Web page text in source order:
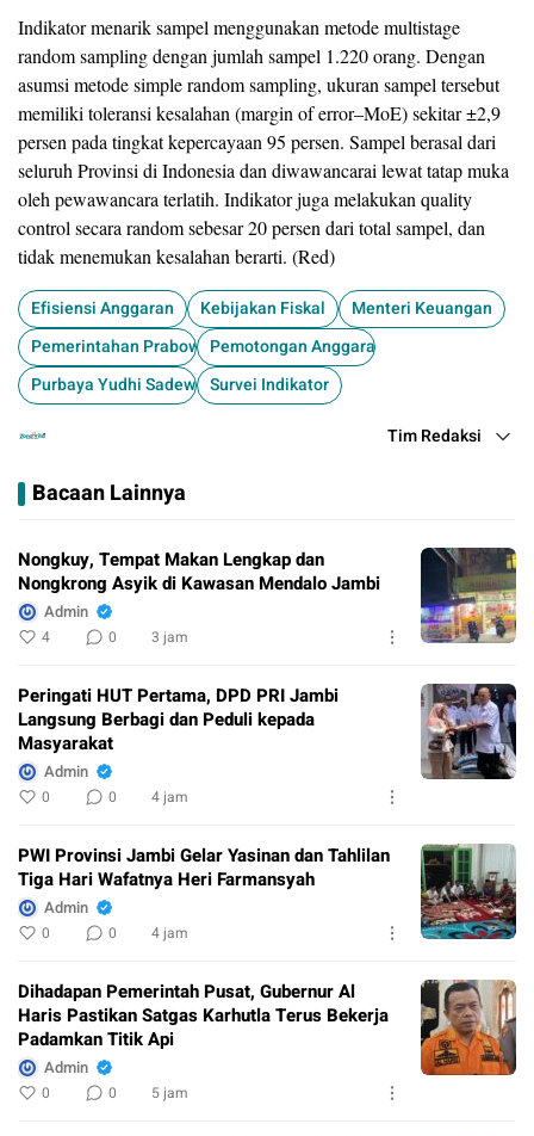
Indikator menarik sampel menggunakan metode multistage
random sampling dengan jumlah sampel 1.220 orang. Dengan
asumsi metode simple random sampling, ukuran sampel tersebut
memiliki toleransi kesalahan (margin of error–MoE) sekitar ±2,9
persen pada tingkat kepercayaan 95 persen. Sampel berasal dari
seluruh Provinsi di Indonesia dan diwawancarai lewat tatap muka
oleh pewawancara terlatih. Indikator juga melakukan quality
control secara random sebesar 20 persen dari total sampel, dan
tidak menemukan kesalahan berarti. (Red)
Efisiensi Anggaran ​Kebijakan Fiskal
​Menteri Keuangan
Pemerintahan Prabowo-Gibran​Pemotongan Anggaran
Purbaya Yudhi Sadewa ​Survei Indikator
Tim Redaksi
Bacaan Lainnya
Nongkuy, Tempat Makan Lengkap dan
Nongkrong Asyik di Kawasan Mendalo Jambi
Admin
4 0 3 jam
Peringati HUT Pertama, DPD PRI Jambi
Langsung Berbagi dan Peduli kepada
Masyarakat
Admin
0 0 4 jam
PWI Provinsi Jambi Gelar Yasinan dan Tahlilan
Tiga Hari Wafatnya Heri Farmansyah
Admin
0 0 4 jam
Dihadapan Pemerintah Pusat, Gubernur Al
Haris Pastikan Satgas Karhutla Terus Bekerja
Padamkan Titik Api
Admin
0 0 5 jam